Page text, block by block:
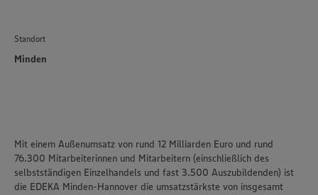
Standort
Minden
Mit einem Außenumsatz von rund 12 Milliarden Euro und rund
76.300 Mitarbeiterinnen und Mitarbeitern (einschließlich des
selbstständigen Einzelhandels und fast 3.500 Auszubildenden) ist
die EDEKA Minden-Hannover die umsatzstärkste von insgesamt